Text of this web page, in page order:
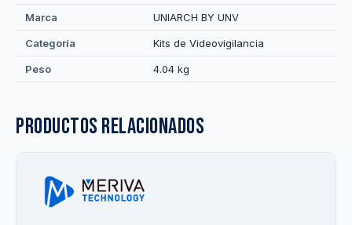
Marca UNIARCH BY UNV
Categoría Kits de Videovigilancia
Peso 4.04 kg
Productos relacionados